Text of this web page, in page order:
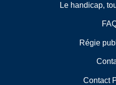
Le handicap,
Régie
Contact